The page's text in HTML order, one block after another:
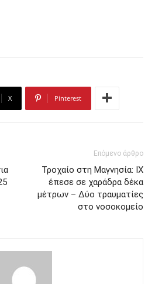
X Pinterest
Επόμενο άρθρο
Τροχαίο στη Μαγνησία: ΙΧ
έπεσε σε χαράδρα δέκα
μέτρων – Δύο τραυματίες
στο νοσοκομείο